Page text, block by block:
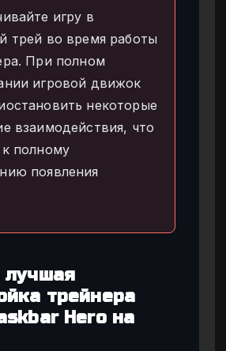
игру в
трей во время работы
При полном
игровой движок
некоторые
взаимодействия, что
полному
появления
лучшая
трейнера
Hero на